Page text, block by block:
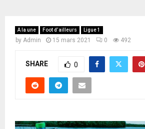
A la une Foot d’ailleurs Ligue 1
by Admin 15 mars 2021 0 492
SHARE 0